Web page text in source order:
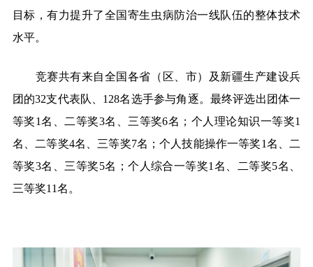
目标，有力提升了全国寄生虫病防治一线队伍的整体技术
水平。
竞赛共有来自全国各省（区、市）及新疆生产建设兵
团的32支代表队、128名选手参与角逐。最终评选出团体一
等奖1名、二等奖3名、三等奖6名；个人理论知识一等奖1
名、二等奖4名、三等奖7名；个人技能操作一等奖1名、二
等奖3名、三等奖5名；个人综合一等奖1名、二等奖5名、
三等奖11名。